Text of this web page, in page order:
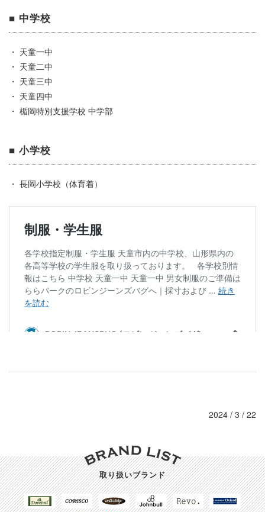
■ 中学校
・ 天童一中
・ 天童二中
・ 天童三中
・ 天童四中
・ 楯岡特別支援学校 中学部
■ 小学校
・ 長岡小学校（体育着）
2024 / 3 / 22
取り扱いブランド